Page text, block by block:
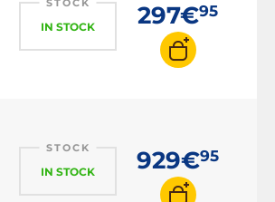
STOCK
IN STOCK 297€95
STOCK
IN STOCK 929€95